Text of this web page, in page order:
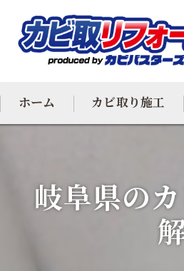
ホーム カビ取り施工
カビ除去
岐阜県の